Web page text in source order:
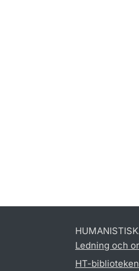
Ledning och
HT-biblioteken